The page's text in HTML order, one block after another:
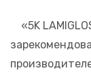
«5K